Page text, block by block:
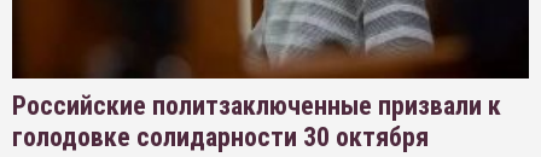
Российские политзаключенные призвали к
голодовке солидарности 30 октября